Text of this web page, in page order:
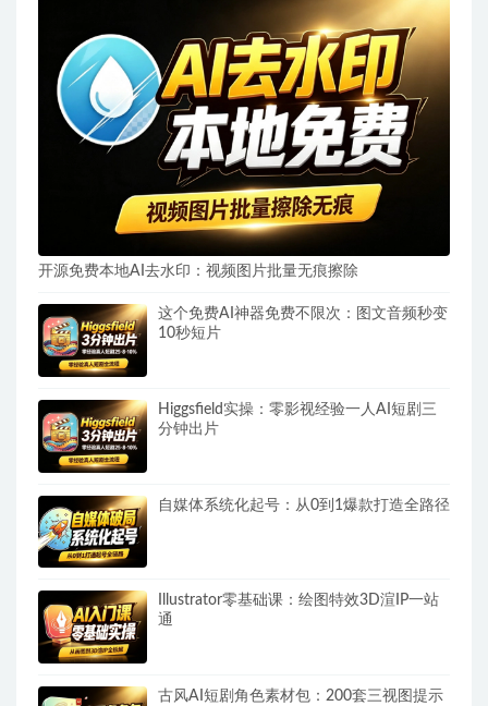
开源免费本地AI去水印：视频图片批量无痕擦除
这个免费AI神器免费不限次：图文音频秒变
10秒短片
Higgsfield实操：零影视经验一人AI短剧三
分钟出片
自媒体系统化起号：从0到1爆款打造全路径
Illustrator零基础课：绘图特效3D渲IP一站
通
古风AI短剧角色素材包：200套三视图提示